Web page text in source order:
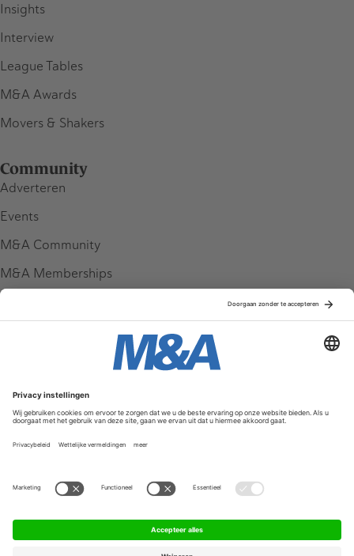
Insights
Interview
League Tables
M&A Awards
Movers & Shakers
Community
Adverteren
Events
M&A Community
M&A Memberships
Service & Contact
Contact
FAQ
Werken bij ons
Algemene Voorwaarden